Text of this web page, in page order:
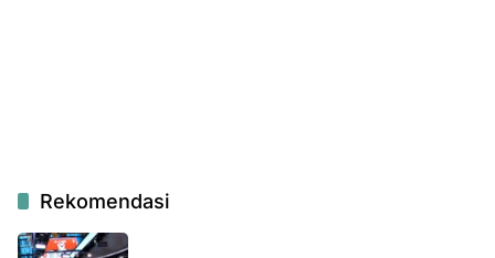
Rekomendasi